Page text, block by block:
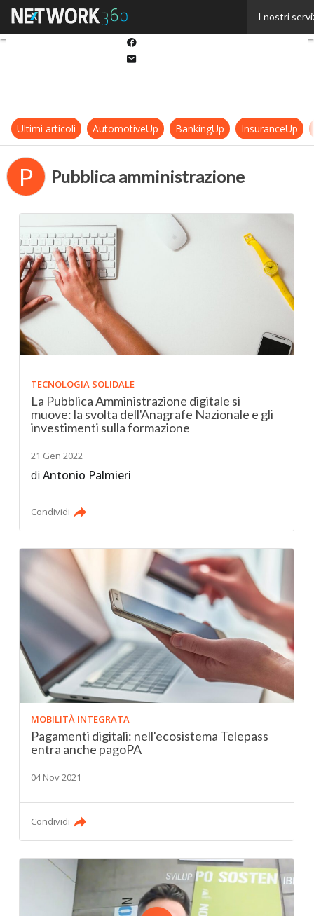
I nostri
Ultimi articoli AutomotiveUp BankingUp InsuranceUp
P Pubblica amministrazione
TECNOLOGIA SOLIDALE
La Pubblica Amministrazione digitale si
muove: la svolta dell'Anagrafe Nazionale e gli
investimenti sulla formazione
21 Gen 2022
diAntonio Palmieri
Condividi
MOBILITÀ INTEGRATA
Pagamenti digitali: nell'ecosistema Telepass
entra anche pagoPA
04 Nov 2021
Condividi